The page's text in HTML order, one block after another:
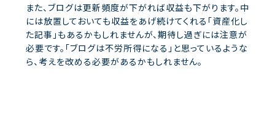
また、ブログは更新頻度が下がれば収益も下がります。中
には放置しておいても収益をあげ続けてくれる「資産化し
た記事」もあるかもしれませんが、期待し過ぎには注意が
必要です。「ブログは不労所得になる」と思っているような
ら、考えを改める必要があるかもしれません。